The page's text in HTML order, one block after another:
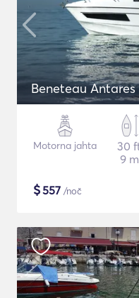
Beneteau Antares
Motorna jahta
30
9 m
$557 /noč